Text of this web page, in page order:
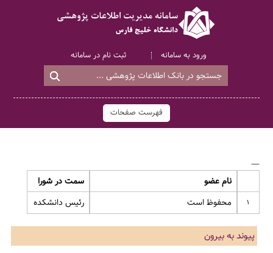
ثبت نام در سامانه ورود به سامانه
فهرست صفحات
—
نام عضو
سمت در شورا
1 محفوظ است رئیس دانشکده
پیوند به بیرون